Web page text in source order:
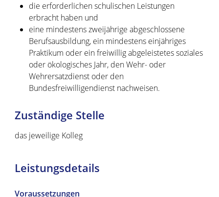
die erforderlichen schulischen Leistungen
erbracht haben und
eine mindestens zweijährige abgeschlossene
Berufsausbildung, ein mindestens einjähriges
Praktikum oder ein freiwillig abgeleistetes soziales
oder ökologisches Jahr, den Wehr- oder
Wehrersatzdienst oder den
Bundesfreiwilligendienst nachweisen.
Zuständige Stelle
das jeweilige Kolleg
Leistungsdetails
Voraussetzungen